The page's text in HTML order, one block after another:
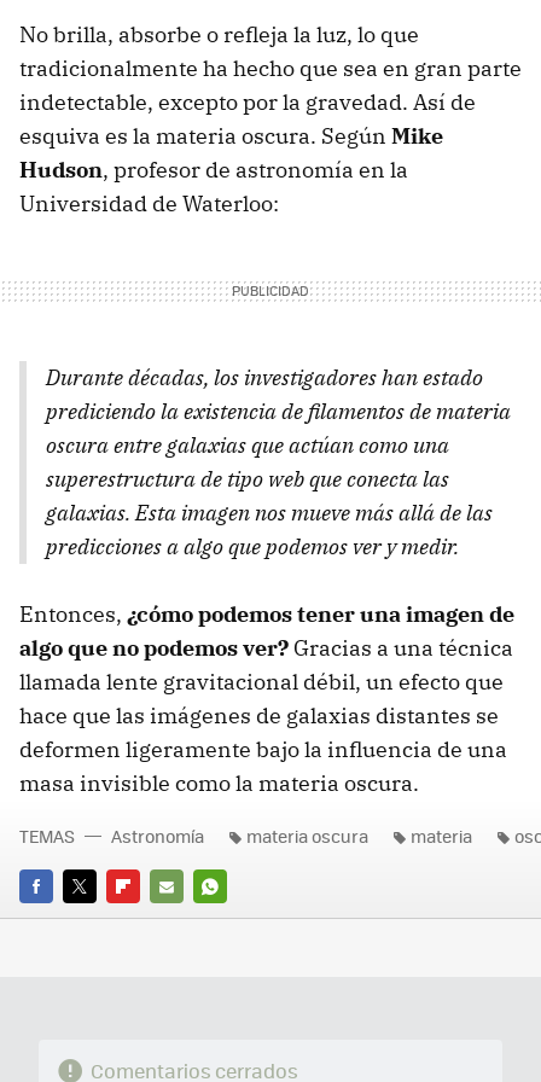
No brilla, absorbe o refleja la luz, lo que
tradicionalmente ha hecho que sea en gran parte
indetectable, excepto por la gravedad. Así de
esquiva es la materia oscura. Según Mike
Hudson, profesor de astronomía en la
Universidad de Waterloo:
Durante décadas, los investigadores han estado
prediciendo la existencia de filamentos de materia
oscura entre galaxias que actúan como una
superestructura de tipo web que conecta las
galaxias. Esta imagen nos mueve más allá de las
predicciones a algo que podemos ver y medir.
Entonces, ¿cómo podemos tener una imagen de
algo que no podemos ver? Gracias a una técnica
llamada lente gravitacional débil, un efecto que
hace que las imágenes de galaxias distantes se
deformen ligeramente bajo la influencia de una
masa invisible como la materia oscura.
FACEBOOK
TWITTERFLIPBOARD
E-
WHATSAPP
TEMAS Astronomía materia oscura materia
Comentarios cerrados